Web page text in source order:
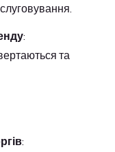
:
та
: